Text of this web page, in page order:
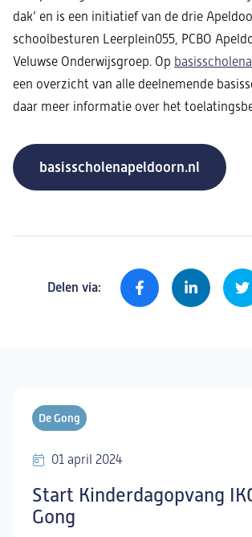
dak’ en is een initiatief van de drie
schoolbesturen Leerplein055, PCBO
Veluwse Onderwijsgroep. Op
een overzicht van alle deelnemende
daar meer informatie over het
basisscholenapeldoorn.nl
Delen via:
De Gong
01 april 2024
Start Kinderdagopvang
Gong